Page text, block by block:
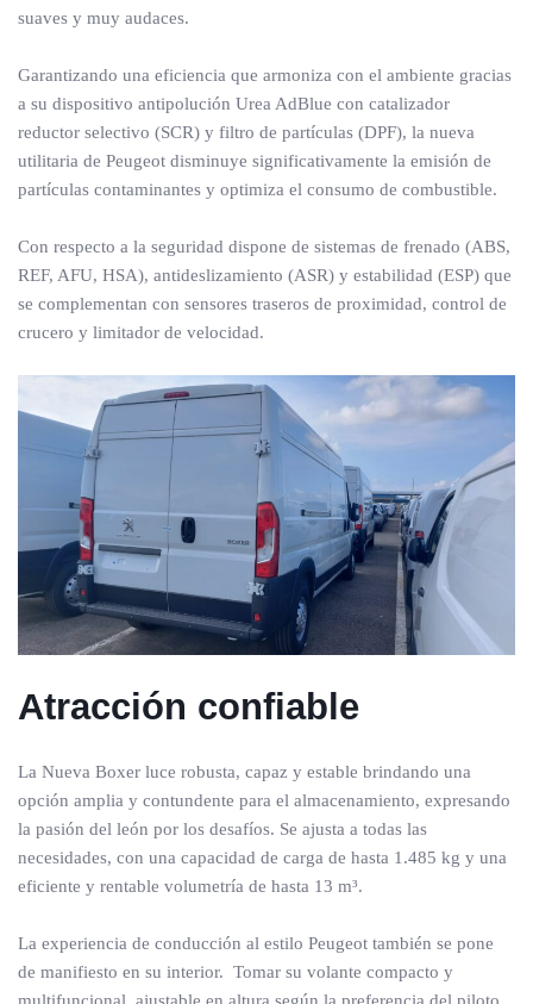
suaves y muy audaces.
Garantizando una eficiencia que armoniza con el ambiente gracias
a su dispositivo antipolución Urea AdBlue con catalizador
reductor selectivo (SCR) y filtro de partículas (DPF), la nueva
utilitaria de Peugeot disminuye significativamente la emisión de
partículas contaminantes y optimiza el consumo de combustible.
Con respecto a la seguridad dispone de sistemas de frenado (ABS,
REF, AFU, HSA), antideslizamiento (ASR) y estabilidad (ESP) que
se complementan con sensores traseros de proximidad, control de
crucero y limitador de velocidad.
Atracción confiable
La Nueva Boxer luce robusta, capaz y estable brindando una
opción amplia y contundente para el almacenamiento, expresando
la pasión del león por los desafíos. Se ajusta a todas las
necesidades, con una capacidad de carga de hasta 1.485 kg y una
eficiente y rentable volumetría de hasta 13 m³.
La experiencia de conducción al estilo Peugeot también se pone
de manifiesto en su interior. Tomar su volante compacto y